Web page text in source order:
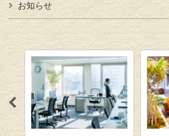
お知らせ